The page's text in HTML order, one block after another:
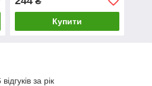
Купити
за рік